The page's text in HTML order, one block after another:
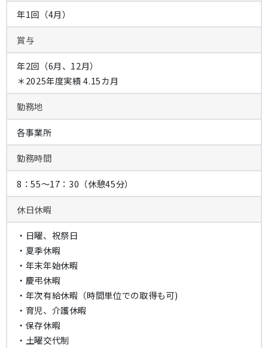
年1回（4月）
賞与
年2回（6月、12月）
＊2025年度実績 4.15カ月
勤務地
各事業所
勤務時間
8：55～17：30（休憩45分）
休日休暇
・日曜、祝祭日
・夏季休暇
・年末年始休暇
・慶弔休暇
・年次有給休暇（時間単位での取得も可)
・育児、介護休暇
・保存休暇
・土曜交代制